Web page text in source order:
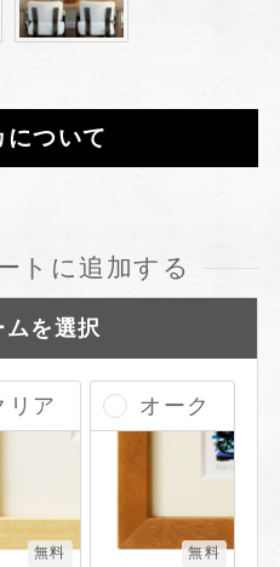
について
トに追加する
を選択
リア
無料
オーク
無料